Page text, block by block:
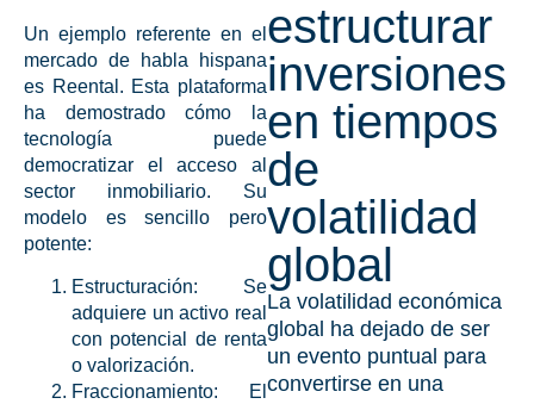
Un ejemplo referente en el
mercado de habla hispana
es Reental . Esta plataforma
ha demostrado cómo la
tecnología puede
democratizar el acceso al
sector inmobiliario. Su
modelo es sencillo pero
potente:
Estructuración: Se
adquiere un activo real
con potencial de renta
o valorización.
Fraccionamiento: El
estructurar
inversiones
en tiempos
de
volatilidad
global
La volatilidad económica
global ha dejado de ser
un evento puntual para
convertirse en una